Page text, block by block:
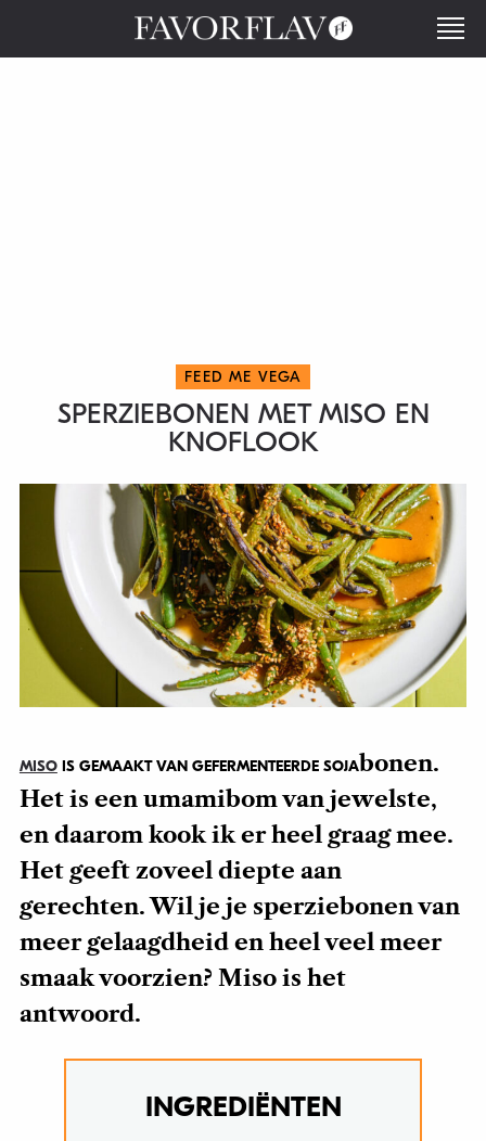
FEED ME VEGA
SPERZIEBONEN MET MISO EN
KNOFLOOK
MISOIS GEMAAKT VAN GEFERMENTEERDE SOJAbonen.
Het is een umamibom van jewelste,
en daarom kook ik er heel graag mee.
Het geeft zoveel diepte aan
gerechten. Wil je je sperziebonen van
meer gelaagdheid en heel veel meer
smaak voorzien? Miso is het
antwoord.
INGREDIËNTEN